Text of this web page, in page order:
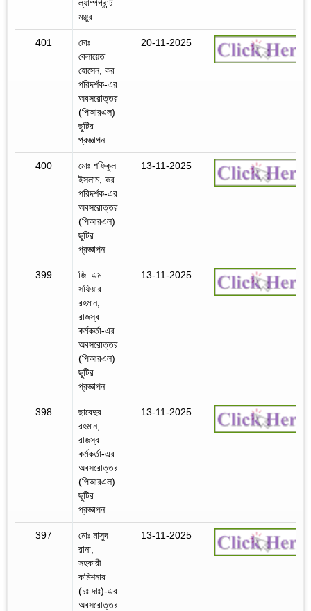
ল্যাম্পগ্রান্ট
মঞ্জুর
401
মোঃ
বেলায়েত
হোসেন, কর
পরিদর্শক-এর
অবসরোত্তর
(পিআরএল)
ছুটির
প্রজ্ঞাপন
20-11-2025
400
মোঃ শফিকুল
ইসলাম, কর
পরিদর্শক-এর
অবসরোত্তর
(পিআরএল)
ছুটির
প্রজ্ঞাপন
13-11-2025
399
জি. এম.
সফিয়ার
রহমান,
রাজস্ব
কর্মকর্তা-এর
অবসরোত্তর
(পিআরএল)
ছুটির
প্রজ্ঞাপন
13-11-2025
398
ছাবেদুর
রহমান,
রাজস্ব
কর্মকর্তা-এর
অবসরোত্তর
(পিআরএল)
ছুটির
প্রজ্ঞাপন
13-11-2025
397
মোঃ মাসুদ
রানা,
সহকারী
কমিশনার
(চঃ দাঃ)-এর
অবসরোত্তর
13-11-2025